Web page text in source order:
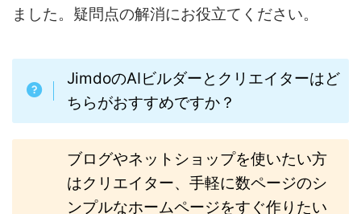
ました。疑問点の解消にお役立てください。
JimdoのAIビルダーとクリエイターはど
ちらがおすすめですか？
ブログやネットショップを使いたい方
はクリエイター、手軽に数ページのシ
ンプルなホームページをすぐ作りたい